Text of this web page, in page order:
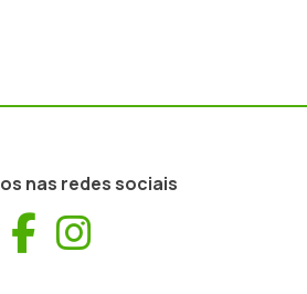
nas redes sociais
Facebook